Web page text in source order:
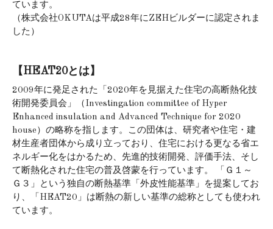
ています。
（株式会社OKUTAは平成28年にZEHビルダーに認定されま
した）
【HEAT20とは】
2009年に発足された「2020年を見据えた住宅の高断熱化技
術開発委員会」（Investingation committee of Hyper
Enhanced insulation and Advanced Technique for 2020
house）の略称を指します。この団体は、研究者や住宅・建
材生産者団体から成り立っており、住宅における更なる省エ
ネルギー化をはかるため、先進的技術開発、評価手法、そし
て断熱化された住宅の普及啓蒙を行っています。 「Ｇ１～
Ｇ３」という独自の断熱基準「外皮性能基準」を提案してお
り、「HEAT20」は断熱の新しい基準の総称としても使われ
ています。